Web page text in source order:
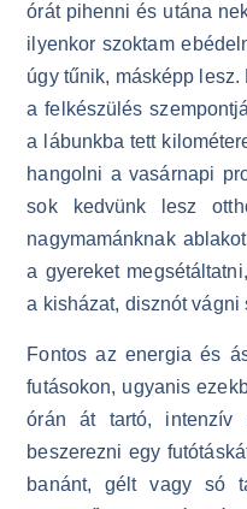
órát pihenni és utána
ilyenkor szoktam
úgy tűnik, másképp
a felkészülés
a lábunkba tett
hangolni a vasárnapi
sok kedvünk lesz
nagymamánknak
a gyereket
a kisházat, disznót vágni
Fontos az energia és
futásokon, ugyanis
órán át tartó, intenzív
beszerezni egy
banánt, gélt vagy só